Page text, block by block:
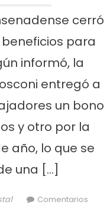
cerró
para
informó, la
entregó a
un bono
y otro por la
año, lo que se
una […]
Comentarios